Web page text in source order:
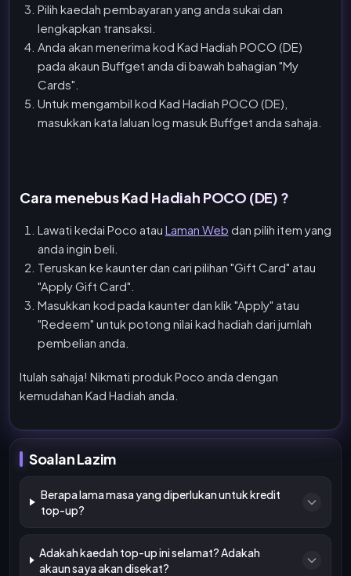
Pilih kaedah pembayaran yang anda sukai dan
lengkapkan transaksi.
Anda akan menerima kod Kad Hadiah POCO (DE)
pada akaun Buffget anda di bawah bahagian "My
Cards".
Untuk mengambil kod Kad Hadiah POCO (DE),
masukkan kata laluan log masuk Buffget anda sahaja.
Cara menebus Kad Hadiah POCO (DE) ?
Lawati kedai Poco atau Laman Web dan pilih item yang
anda ingin beli.
Teruskan ke kaunter dan cari pilihan "Gift Card" atau
"Apply Gift Card".
Masukkan kod pada kaunter dan klik "Apply" atau
"Redeem" untuk potong nilai kad hadiah dari jumlah
pembelian anda.
Itulah sahaja! Nikmati produk Poco anda dengan
kemudahan Kad Hadiah anda.
Soalan Lazim
Berapa lama masa yang diperlukan untuk kredit
top-up?
Adakah kaedah top-up ini selamat? Adakah
akaun saya akan disekat?